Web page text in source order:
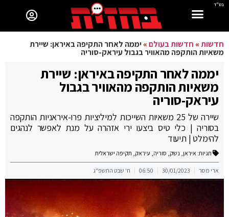
בס"ד
חדשות» חדשות בעולם»יממה לאחר התקיפה באיראן: שיירת
משאיות הותקפה מהאוויר בגבול עיראק-סוריה
יממה לאחר התקיפה באיראן: שיירת
משאיות הותקפה מהאוויר בגבול
עיראק-סוריה
שיירה של 25 משאיות השייכות למיליציות פרו-איראניות הותקפה
בסוריה | כלי טיס ביצעו ירי אזהרה על מנת לאפשר לנהגים
להימלט | תיעוד
תגיות: איראן, נשק, סוריה, עיראק, תקיפה ישראלית
ארי מסר 30/01/2023
06:50 ח' שבט התשפ"ג